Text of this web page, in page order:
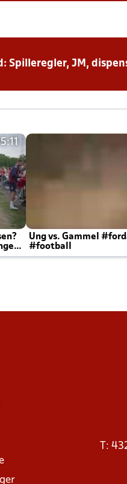
Spilleregler, JM,
Ung vs. Gammel
#football
T: